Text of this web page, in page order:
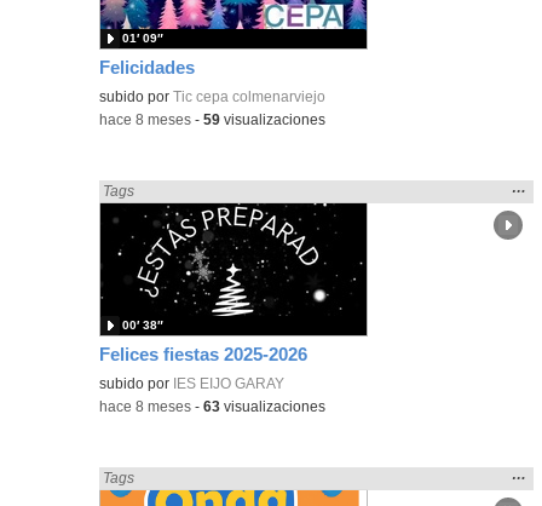
Felicidades
subido porTic cepa colmenarviejo
01′ 09″
-hace 8 meses -59 visualizaciones
Felices fiestas 2025-2026
Encontrado «Fiestas» en:
Tags
la
…
subido por IES EIJO GARAY
00′ 38″
-hace 8 meses -63 visualizaciones
Encontrado «Fiestas» en:
Tags
la
…